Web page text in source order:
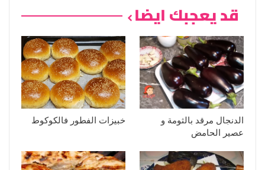
قد يعجبك ايضا
الدنجال مرقد بالثومة و
عصير الحامض
خبيزات الفطور فالكوكوط